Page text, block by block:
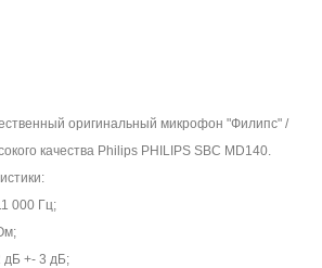
оригинальный микрофон "Филипс" /
качества Philips PHILIPS SBC MD140.
000 Гц;
дБ +- 3 дБ;